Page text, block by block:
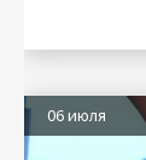
06 июля